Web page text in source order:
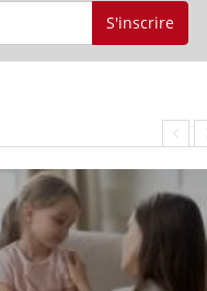
S'inscrire